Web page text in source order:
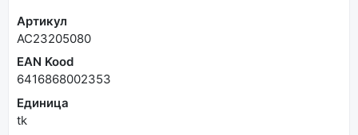
Артикул
AC23205080
EAN Kood
6416868002353
Единица
tk